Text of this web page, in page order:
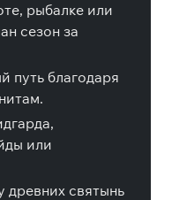
рыбалке или
сезон за
путь благодаря
или
древних святынь